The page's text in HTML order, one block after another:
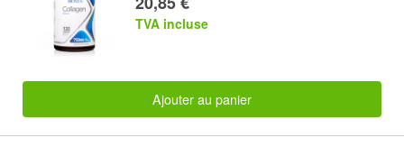
TVA incluse
Ajouter au panier